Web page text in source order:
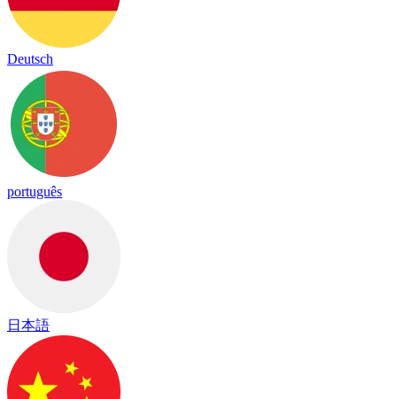
Deutsch
português
日本語